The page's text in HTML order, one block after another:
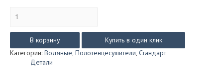
товара
стандарт
(водяной)
размер
300*800
В корзину
Купить в один клик
Категории: Водяные, Полотенцесушители, Стандарт
Детали